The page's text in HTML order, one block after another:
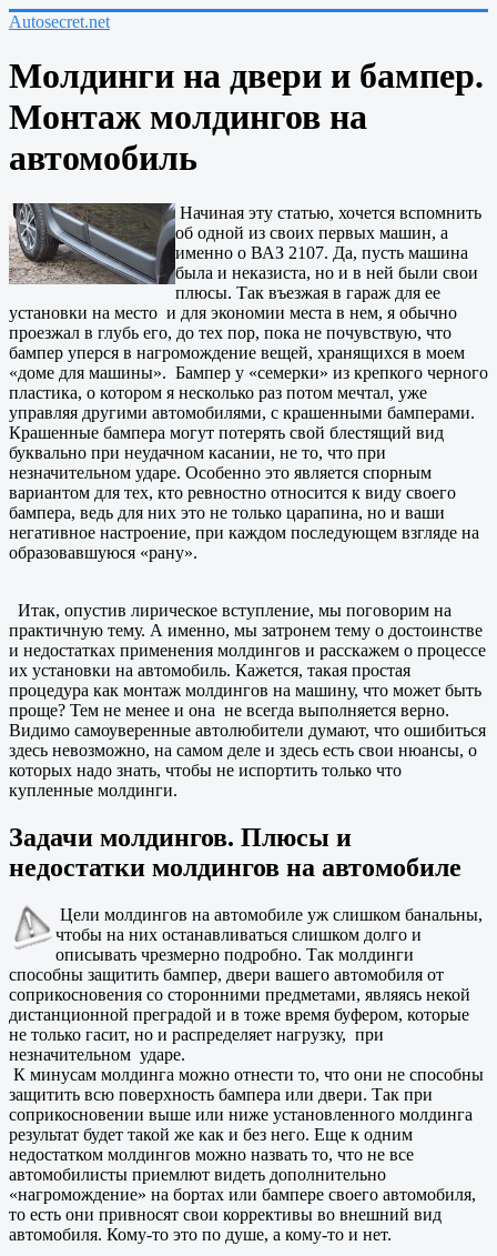
Autosecret.net
Молдинги на двери и бампер.
Монтаж молдингов на
автомобиль
Начиная эту статью, хочется вспомнить
об одной из своих первых машин, а
именно о ВАЗ 2107. Да, пусть машина
была и неказиста, но и в ней были свои
плюсы. Так въезжая в гараж для ее
установки на место и для экономии места в нем, я обычно
проезжал в глубь его, до тех пор, пока не почувствую, что
бампер уперся в нагромождение вещей, хранящихся в моем
«доме для машины». Бампер у «семерки» из крепкого черного
пластика, о котором я несколько раз потом мечтал, уже
управляя другими автомобилями, с крашенными бамперами.
Крашенные бампера могут потерять свой блестящий вид
буквально при неудачном касании, не то, что при
незначительном ударе. Особенно это является спорным
вариантом для тех, кто ревностно относится к виду своего
бампера, ведь для них это не только царапина, но и ваши
негативное настроение, при каждом последующем взгляде на
образовавшуюся «рану».
Итак, опустив лирическое вступление, мы поговорим на
практичную тему. А именно, мы затронем тему о достоинстве
и недостатках применения молдингов и расскажем о процессе
их установки на автомобиль. Кажется, такая простая
процедура как монтаж молдингов на машину, что может быть
проще? Тем не менее и она не всегда выполняется верно.
Видимо самоуверенные автолюбители думают, что ошибиться
здесь невозможно, на самом деле и здесь есть свои нюансы, о
которых надо знать, чтобы не испортить только что
купленные молдинги.
Задачи молдингов. Плюсы и
недостатки молдингов на автомобиле
Цели молдингов на автомобиле уж слишком банальны,
чтобы на них останавливаться слишком долго и
описывать чрезмерно подробно. Так молдинги
способны защитить бампер, двери вашего автомобиля от
соприкосновения со сторонними предметами, являясь некой
дистанционной преградой и в тоже время буфером, которые
не только гасит, но и распределяет нагрузку, при
незначительном ударе.
К минусам молдинга можно отнести то, что они не способны
защитить всю поверхность бампера или двери. Так при
соприкосновении выше или ниже установленного молдинга
результат будет такой же как и без него. Еще к одним
недостатком молдингов можно назвать то, что не все
автомобилисты приемлют видеть дополнительно
«нагромождение» на бортах или бампере своего автомобиля,
то есть они привносят свои коррективы во внешний вид
автомобиля. Кому-то это по душе, а кому-то и нет.